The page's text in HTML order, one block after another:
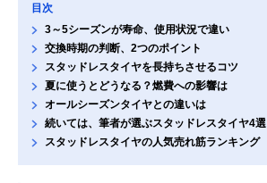
目次
3～5シーズンが寿命、使用状況で違い
交換時期の判断、2つのポイント
スタッドレスタイヤを長持ちさせるコツ
夏に使うとどうなる？燃費への影響は
オールシーズンタイヤとの違いは
続いては、筆者が選ぶスタッドレスタイヤ4選
スタッドレスタイヤの人気売れ筋ランキング